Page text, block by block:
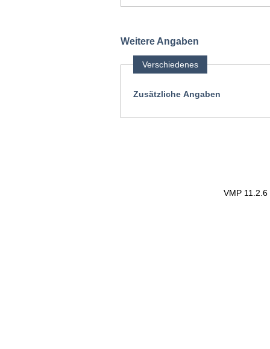
Weitere Angaben
Verschiedenes
Zusätzliche Angaben
VMP 11.2.6